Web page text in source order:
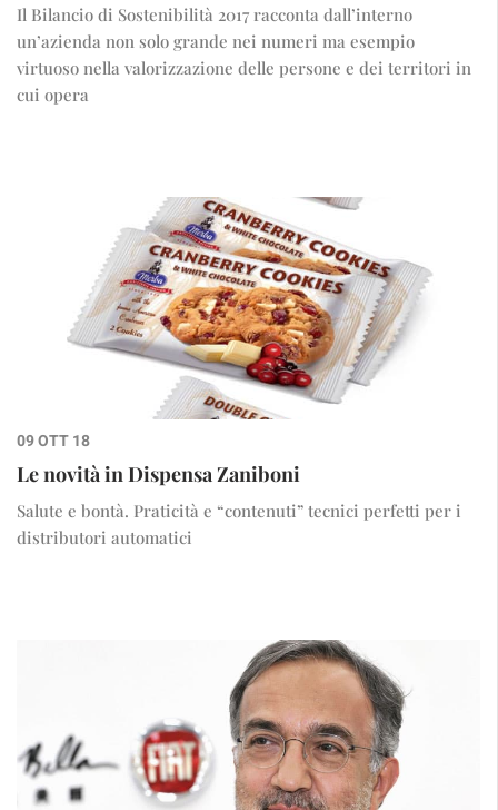
Il Bilancio di Sostenibilità 2017 racconta dall’interno
un’azienda non solo grande nei numeri ma esempio
virtuoso nella valorizzazione delle persone e dei territori in
cui opera
09 OTT 18
Le novità in Dispensa Zaniboni
Salute e bontà. Praticità e “contenuti” tecnici perfetti per i
distributori automatici